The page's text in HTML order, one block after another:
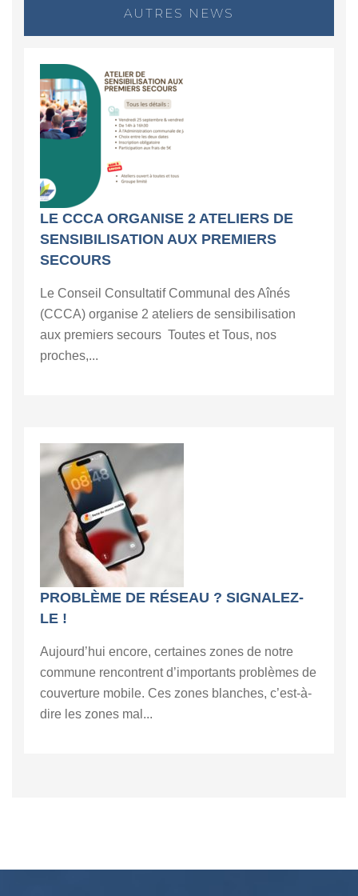
AUTRES NEWS
LE CCCA ORGANISE 2 ATELIERS DE
SENSIBILISATION AUX PREMIERS
SECOURS
Le Conseil Consultatif Communal des Aînés
(CCCA) organise 2 ateliers de sensibilisation
aux premiers secours Toutes et Tous, nos
proches,...
PROBLÈME DE RÉSEAU ? SIGNALEZ-
LE !
Aujourd’hui encore, certaines zones de notre
commune rencontrent d’importants problèmes de
couverture mobile. Ces zones blanches, c’est-à-
dire les zones mal...